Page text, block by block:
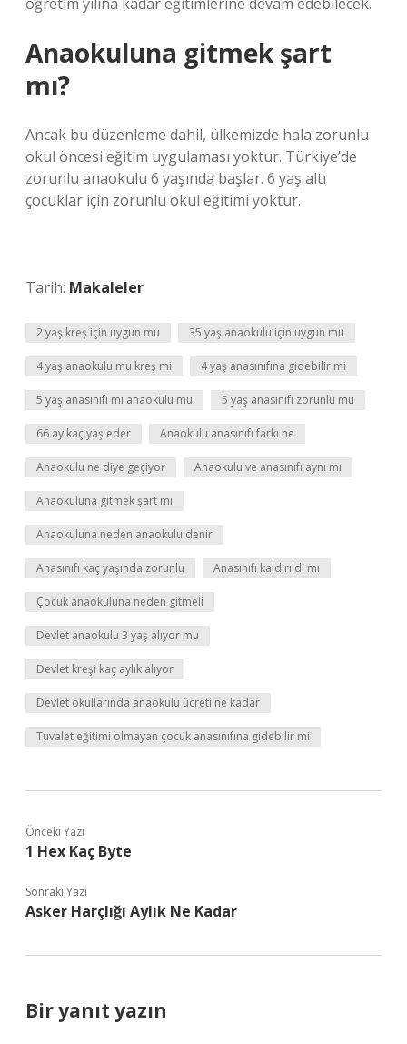
Anaokuluna gitmek şart
mı?
Ancak bu düzenleme dahil, ülkemizde hala zorunlu
okul öncesi eğitim uygulaması yoktur. Türkiye’de
zorunlu anaokulu 6 yaşında başlar. 6 yaş altı
çocuklar için zorunlu okul eğitimi yoktur.
Tarih: Makaleler
2 yaş kreş için uygun mu 35 yaş anaokulu için uygun mu
4 yaş anaokulu mu kreş mi 4 yaş anasınıfına gidebilir mi
5 yaş anasınıfı mı anaokulu mu 5 yaş anasınıfı zorunlu mu
66 ay kaç yaş eder Anaokulu anasınıfı farkı ne
Anaokulu ne diye geçiyor Anaokulu ve anasınıfı aynı mı
Anaokuluna gitmek şart mı
Anaokuluna neden anaokulu denir
Anasınıfı kaç yaşında zorunlu Anasınıfı kaldırıldı mı
Çocuk anaokuluna neden gitmeli
Devlet anaokulu 3 yaş alıyor mu
Devlet kreşi kaç aylık alıyor
Devlet okullarında anaokulu ücreti ne kadar
Tuvalet eğitimi olmayan çocuk anasınıfına gidebilir mi
Önceki Yazı
1 Hex Kaç Byte
Sonraki Yazı
Asker Harçlığı Aylık Ne Kadar
Bir yanıt yazın